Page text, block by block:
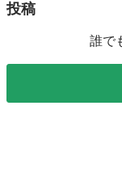
投稿
誰で